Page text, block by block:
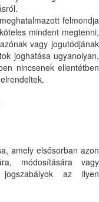
felmondja
mindent megtenni,
vagy jogutódjának
joghatása ugyanolyan,
nincsenek ellentétben
amely elsősorban azon
módosítására vagy
az ilyen